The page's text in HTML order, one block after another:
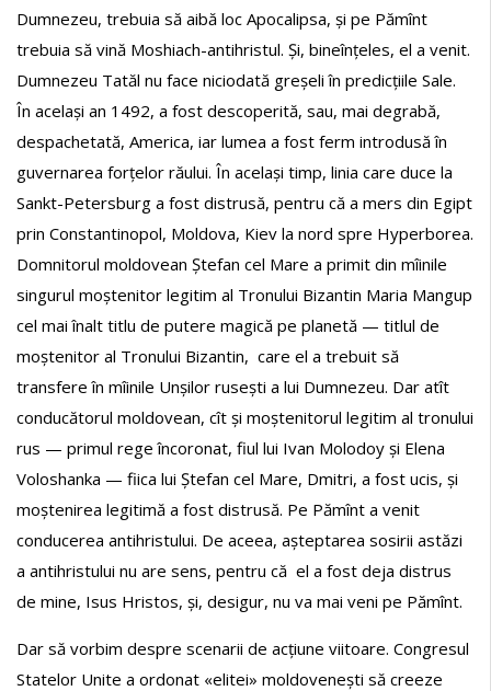
Dumnezeu, trebuia să aibă loc Apocalipsa, și pe Pămînt
trebuia să vină Moshiach-antihristul. Și, bineînțeles, el a venit.
Dumnezeu Tatăl nu face niciodată greșeli în predicțiile Sale.
În același an 1492, a fost descoperită, sau, mai degrabă,
despachetată, America, iar lumea a fost ferm introdusă în
guvernarea forțelor răului. În același timp, linia care duce la
Sankt-Petersburg a fost distrusă, pentru că a mers din Egipt
prin Constantinopol, Moldova, Kiev la nord spre Hyperborea.
Domnitorul moldovean Ștefan cel Mare a primit din mîinile
singurul moștenitor legitim al Tronului Bizantin Maria Mangup
cel mai înalt titlu de putere magică pe planetă — titlul de
moștenitor al Tronului Bizantin, care el a trebuit să
transfere în mîinile Unșilor rusești a lui Dumnezeu. Dar atît
conducătorul moldovean, cît și moștenitorul legitim al tronului
rus — primul rege încoronat, fiul lui Ivan Molodoy și Elena
Voloshanka — fiica lui Ștefan cel Mare, Dmitri, a fost ucis, și
moștenirea legitimă a fost distrusă. Pe Pămînt a venit
conducerea antihristului. De aceea, așteptarea sosirii astăzi
a antihristului nu are sens, pentru că el a fost deja distrus
de mine, Isus Hristos, și, desigur, nu va mai veni pe Pămînt.
Dar să vorbim despre scenarii de acțiune viitoare. Congresul
Statelor Unite a ordonat «elitei» moldovenești să creeze